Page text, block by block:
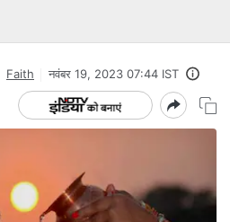
Faith नवंबर 19, 2023 07:44 IST